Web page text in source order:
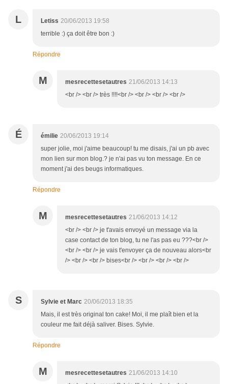
L Letiss 20/06/2013 19:58
terrible :) ça doit être bon :)
Répondre
M mesrecettesetautres 21/06/2013 14:13
<br /> <br /> très !!!!<br /> <br /> <br /> <br />
É émilie 20/06/2013 19:14
super jolie, moi j'aime beaucoup! tu me disais, j'ai un pb avec
mon lien sur mon blog.? je n'ai pas vu ton message. En ce
moment j'ai des beugs informatiques.
Répondre
M mesrecettesetautres 21/06/2013 14:12
<br /> <br /> je t'avais envoyé un message via la
case contact de ton blog, tu ne l'as pas eu ???<br />
<br /> <br /> je vais t'envoyer ça de nouveau alors<br
/> <br /> <br /> bises<br /> <br /> <br /> <br />
S Sylvie et Marc 20/06/2013 18:35
Mais, il est très original ton cake! Moi, il me plaît bien et la
couleur me fait déjà saliver. Bises. Sylvie.
Répondre
M mesrecettesetautres 21/06/2013 14:10